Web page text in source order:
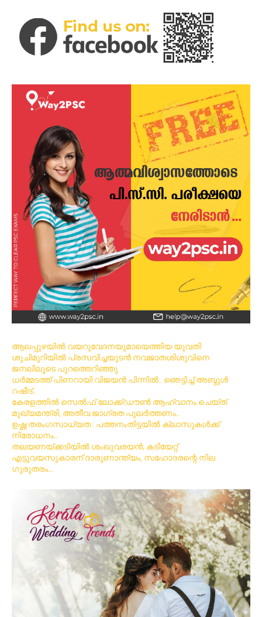
ആലപ്പുഴയിൽ വയറുവേദനയുമായെത്തിയ യുവതി
ശുചിമുറിയിൽ പ്രസവിച്ചയുടൻ നവജാതശിശുവിനെ
ജനലിലൂടെ പുറത്തെറിഞ്ഞു
ധര്‍മ്മടത്ത് പിണറായി വിജയന്‍ പിന്നില്‍.. ഞെട്ടിച്ച് അബ്ദുൾ
റഷീദ്..
കേരളത്തിൽ സെൽഫ് ലോക്ക്ഡൗൺ ആഹ്വാനം ചെയ്ത്
മുഖ്യമന്ത്രി, അതീവ ജാഗ്രത പുലർത്തണം..
ഉഷ്ണ തരംഗസാധ്യത : പത്തനംതിട്ടയില്‍ ക്ലാസുകള്‍ക്ക്
നിരോധനം..
തലയണയ്ക്കടിയില്‍ ശംഖുവരയന്‍; കടിയേറ്റ്
എട്ടുവയസുകാരന് ദാരുണാന്ത്യം, സഹോദരന്റെ നില
ഗുരുതരം…